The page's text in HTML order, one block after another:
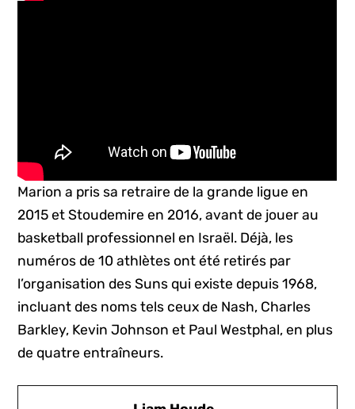
Marion a pris sa retraire de la grande ligue en
2015 et Stoudemire en 2016, avant de jouer au
basketball professionnel en Israël. Déjà, les
numéros de 10 athlètes ont été retirés par
l’organisation des Suns qui existe depuis 1968,
incluant des noms tels ceux de Nash, Charles
Barkley, Kevin Johnson et Paul Westphal, en plus
de quatre entraîneurs.